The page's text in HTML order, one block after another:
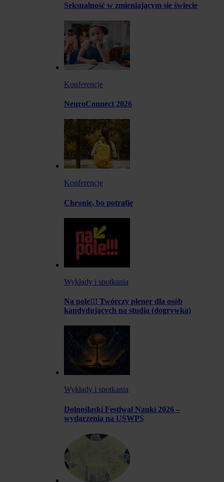
Seksualność w zmieniającym się świecie
Konferencje
NeuroConnect 2026
Konferencje
Chronię, bo potrafię
Wykłady i spotkania
Na pole!!! Twórczy plener dla osób
kandydujących na studia (dogrywka)
Wykłady i spotkania
Dolnośląski Festiwal Nauki 2026 –
wydarzenia na USWPS